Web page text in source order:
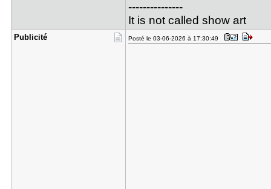
---------------
It is not called show art
Publicité Posté le 03-06-2026 à 17:30:49